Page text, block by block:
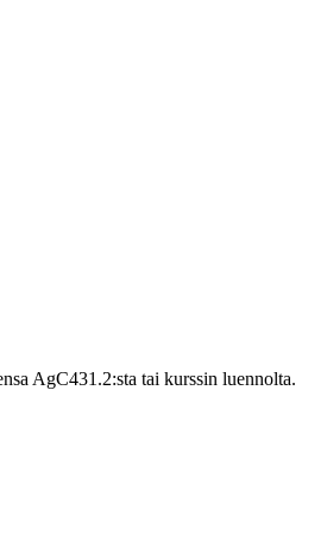
AgC431.2:sta tai kurssin luennolta.